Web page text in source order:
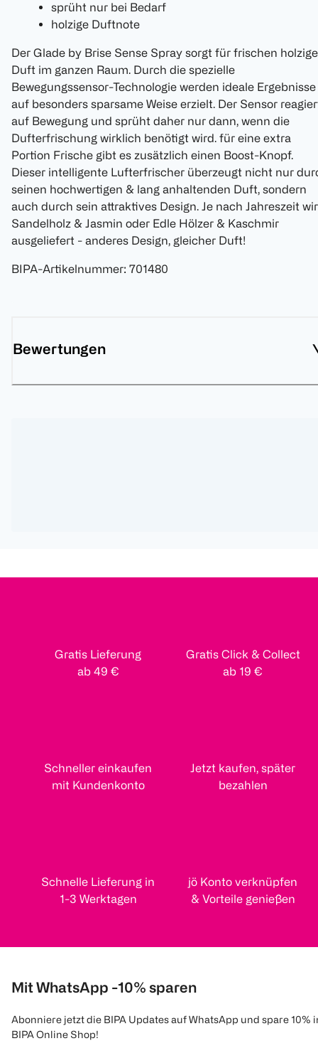
sprüht nur bei Bedarf
holzige Duftnote
Der Glade by Brise Sense Spray sorgt für frischen
Duft im ganzen Raum. Durch die spezielle
Bewegungssensor-Technologie werden ideale Ergebnisse
auf besonders sparsame Weise erzielt. Der Sensor
auf Bewegung und sprüht daher nur dann, wenn die
Dufterfrischung wirklich benötigt wird. für eine extra
Portion Frische gibt es zusätzlich einen Boost-Knopf.
Dieser intelligente Lufterfrischer überzeugt nicht nur
seinen hochwertigen & lang anhaltenden Duft, sondern
auch durch sein attraktives Design. Je nach Jahreszeit
Sandelholz & Jasmin oder Edle Hölzer & Kaschmir
ausgeliefert - anderes Design, gleicher Duft!
BIPA-Artikelnummer: 701480
Bewertungen
Gratis Lieferung
ab 49 €
Gratis Click & Collect
ab 19 €
Schneller einkaufen
mit Kundenkonto
Jetzt kaufen, später
bezahlen
Schnelle Lieferung in
1-3 Werktagen
jö Konto verknüpfen
& Vorteile genießen
Mit WhatsApp -10% sparen
Abonniere jetzt die BIPA Updates auf WhatsApp und spare 10%
BIPA Online Shop!